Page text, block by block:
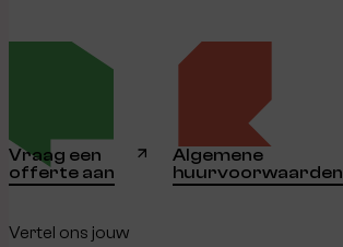
Vraag een
offerte aan
Vertel ons jouw
Algemene
huurvoorwaarden